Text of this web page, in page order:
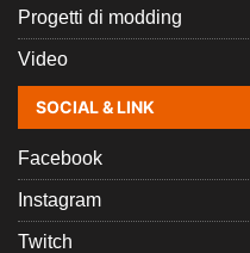
Progetti di modding
Video
SOCIAL & LINK
Facebook
Instagram
Twitch